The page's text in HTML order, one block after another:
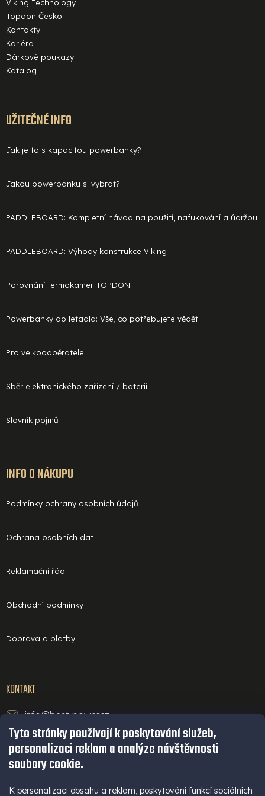
Tyto stránky používají k poskytování služeb,
personalizaci reklam a analýze návštěvnosti
soubory cookie.
K personalizaci obsahu a reklam, poskytování funkcí sociálních
Viking Technology
Topdon Česko
Kontakty
Kariéra
Dárkové poukazy
Katalog
UŽITEČNÉ INFO
Jak je to s kapacitou powerbanky?
Jakou powerbanku si vybrat?
PADDLEBOARD: Kompletní návod na použití, nafukování a údržbu
PADDLEBOARD: Výhody konstrukce Viking
Porovnání termokamer TOPDON
Powerbanky do letadla: Vše, co potřebujete vědět
Pro velkoodběratele
Sběr elektronického zařízení / baterií
Slovník pojmů
INFO O NÁKUPU
Podmínky ochrany osobních údajů
Ochrana osobních dat
Reklamační řád
Obchodní podmínky
Doprava a platby
KONTAKT
info@best-power.cz
technická podpora a servis
+420 771 234 568
+420 777 109 009